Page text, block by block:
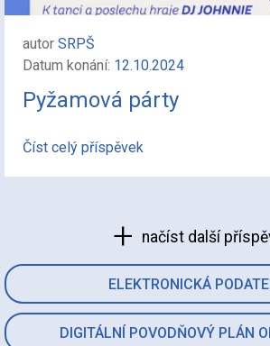
ELEKTRONICKÁ
DIGITÁLNÍ POVODŇOVÝ PLÁN
autor SRPŠ
Datum konání: 12.10.2024
Pyžamová párty
Číst celý příspěvek
načíst další